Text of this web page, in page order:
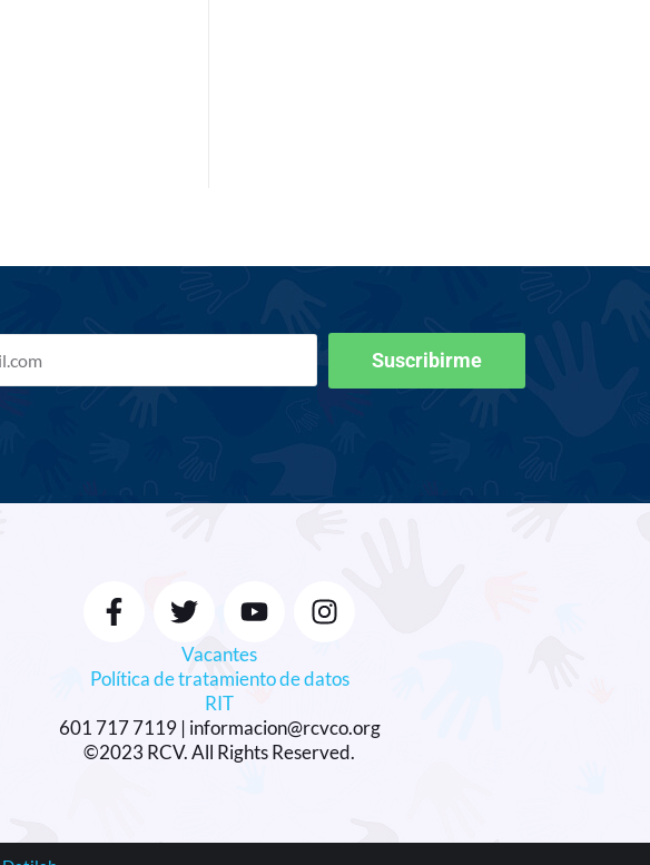
Suscribirme
Vacantes
Política de tratamiento de datos
RIT
601 717 7119 | informacion@rcvco.org
©2023 RCV. All Rights Reserved.